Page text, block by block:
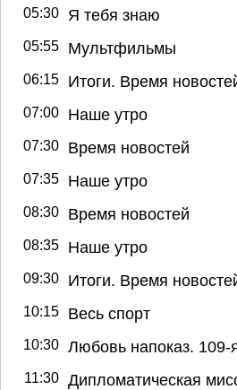
05:30 Я тебя знаю
05:55 Мультфильмы
06:15 Итоги. Время
07:00 Наше утро
07:30 Время новостей
07:35 Наше утро
08:30 Время новостей
08:35 Наше утро
09:30 Итоги. Время
10:15 Весь спорт
10:30 Любовь напоказ. 109-
11:30 Дипломатическая